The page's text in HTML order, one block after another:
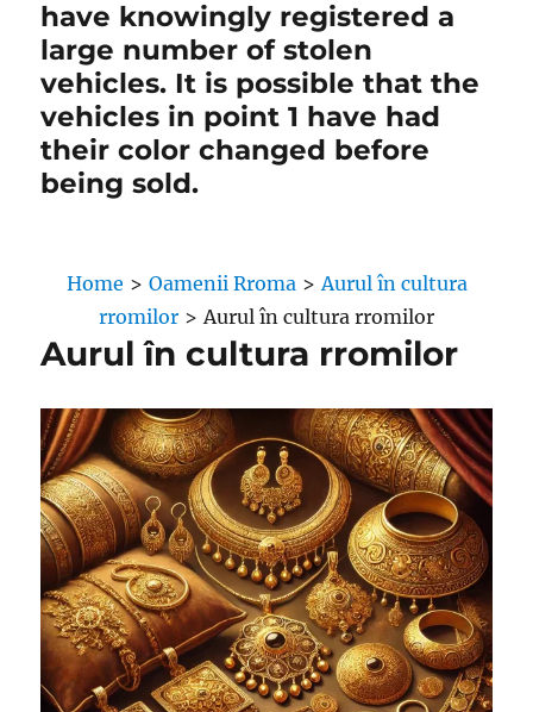
have knowingly registered a
large number of stolen
vehicles. It is possible that the
vehicles in point 1 have had
their color changed before
being sold.
Home > Oamenii Rroma > Aurul în cultura
rromilor > Aurul în cultura rromilor
Aurul în cultura rromilor